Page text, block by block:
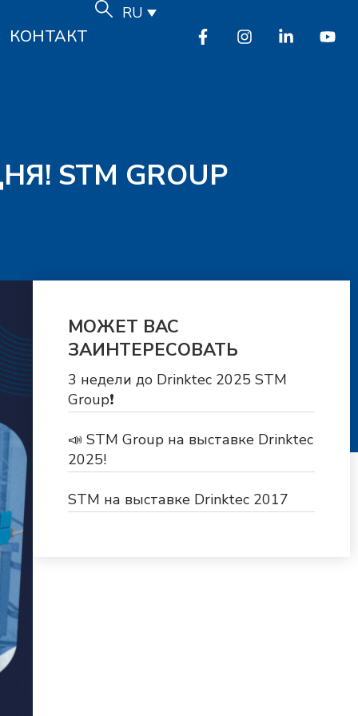
КОНТАКТ
RU
STM GROUP
МОЖЕТ ВАС
ЗАИНТЕРЕСОВАТЬ
3 недели до Drinktec 2025 STM
Group❗
📣 STM Group на выставке Drinktec
2025!
STM на выставке Drinktec 2017